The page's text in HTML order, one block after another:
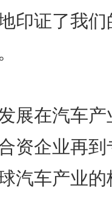
印证了我
展在汽车
资企业再
汽车产业